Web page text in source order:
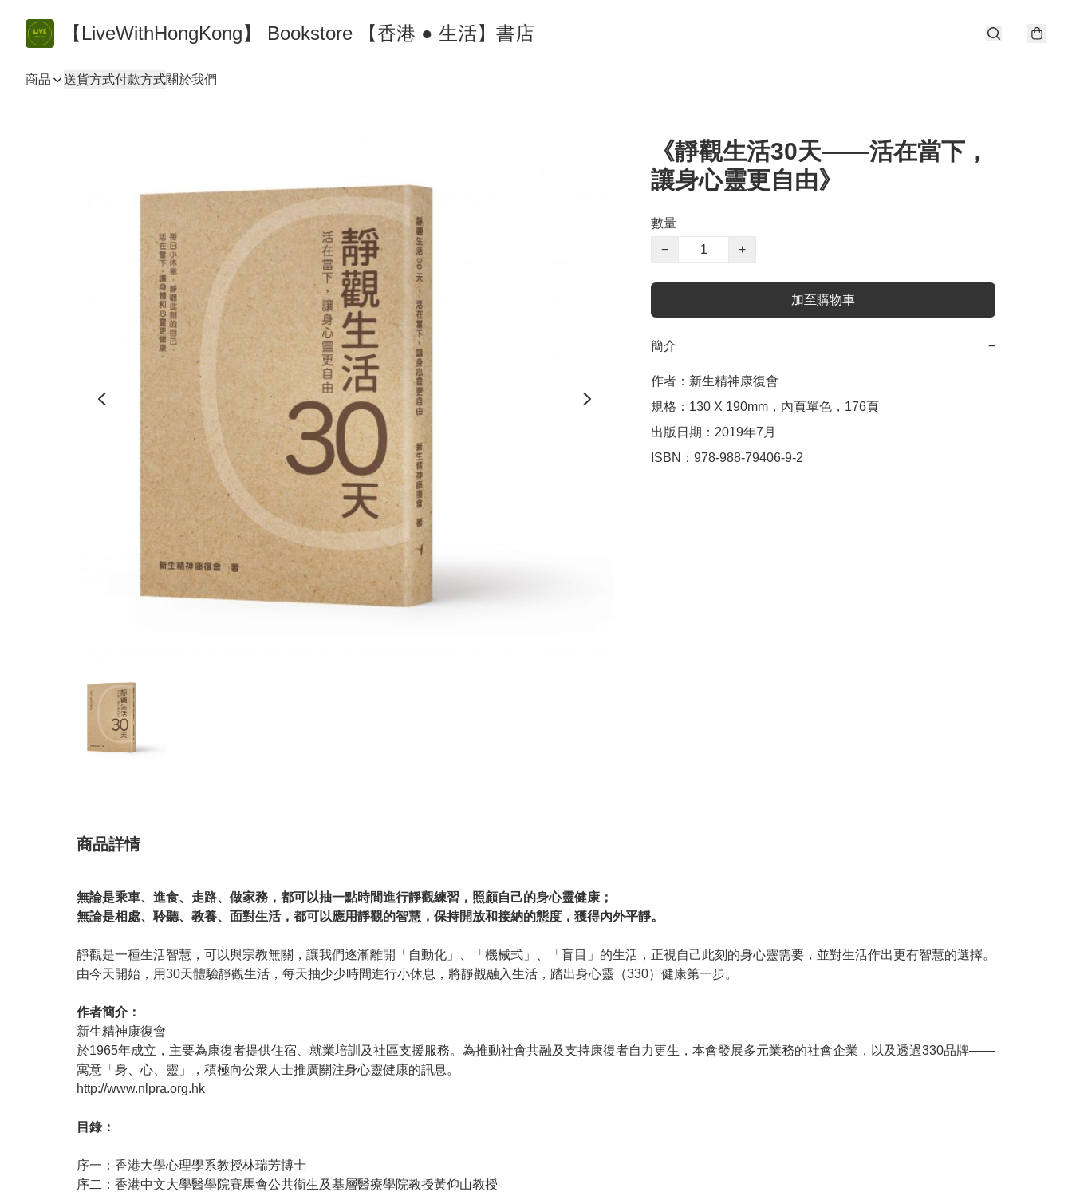
【LiveWithHongKong】 Bookstore 【香港 ● 生活】書店
商品 送貨方式付款方式關於我們
《靜觀生活30天——活在當下，
讓身心靈更自由》
數量
−
+
加至購物車
簡介 −
作者：新生精神康復會
規格：130 X 190mm，內頁單色，176頁
出版日期：2019年7月
ISBN：978-988-79406-9-2
商品詳情
無論是乘車、進食、走路、做家務，都可以抽一點時間進行靜觀練習，照顧自己的身心靈健康；
無論是相處、聆聽、教養、面對生活，都可以應用靜觀的智慧，保持開放和接納的態度，獲得內外平靜。
靜觀是一種生活智慧，可以與宗教無關，讓我們逐漸離開「自動化」、「機械式」、「盲目」的生活，正視自己此刻的身心靈需要，並對生活作出更有智慧的選擇。
由今天開始，用30天體驗靜觀生活，每天抽少少時間進行小休息，將靜觀融入生活，踏出身心靈（330）健康第一步。
作者簡介：
新生精神康復會
於1965年成立，主要為康復者提供住宿、就業培訓及社區支援服務。為推動社會共融及支持康復者自力更生，本會發展多元業務的社會企業，以及透過330品牌——
寓意「身、心、靈」，積極向公衆人士推廣關注身心靈健康的訊息。
http://www.nlpra.org.hk
目錄：
序一：香港大學心理學系教授林瑞芳博士
序二：香港中文大學醫學院賽馬會公共衞生及基層醫療學院教授黃仰山教授